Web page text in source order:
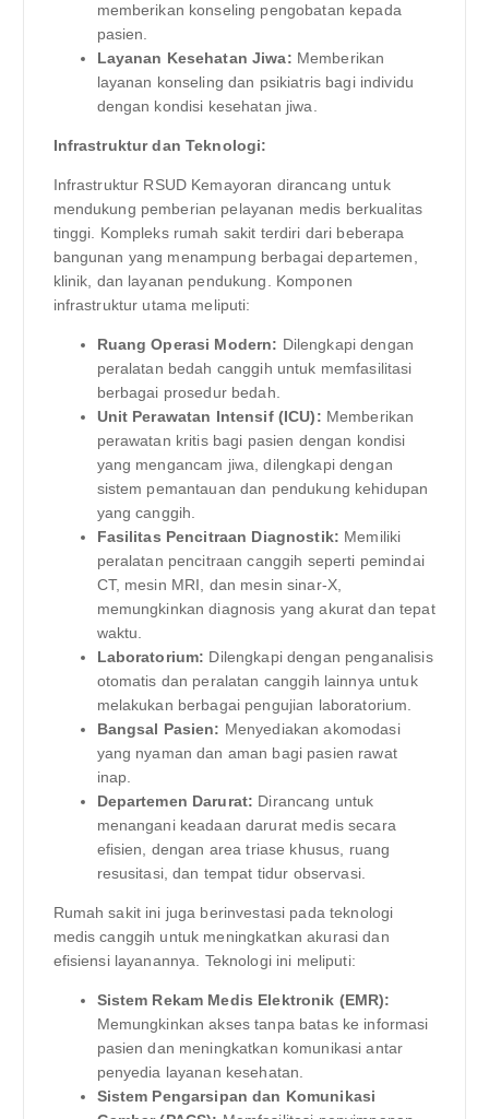
memberikan konseling pengobatan kepada
pasien.
Layanan Kesehatan Jiwa: Memberikan
layanan konseling dan psikiatris bagi individu
dengan kondisi kesehatan jiwa.
Infrastruktur dan Teknologi:
Infrastruktur RSUD Kemayoran dirancang untuk
mendukung pemberian pelayanan medis berkualitas
tinggi. Kompleks rumah sakit terdiri dari beberapa
bangunan yang menampung berbagai departemen,
klinik, dan layanan pendukung. Komponen
infrastruktur utama meliputi:
Ruang Operasi Modern: Dilengkapi dengan
peralatan bedah canggih untuk memfasilitasi
berbagai prosedur bedah.
Unit Perawatan Intensif (ICU): Memberikan
perawatan kritis bagi pasien dengan kondisi
yang mengancam jiwa, dilengkapi dengan
sistem pemantauan dan pendukung kehidupan
yang canggih.
Fasilitas Pencitraan Diagnostik: Memiliki
peralatan pencitraan canggih seperti pemindai
CT, mesin MRI, dan mesin sinar-X,
memungkinkan diagnosis yang akurat dan tepat
waktu.
Laboratorium: Dilengkapi dengan penganalisis
otomatis dan peralatan canggih lainnya untuk
melakukan berbagai pengujian laboratorium.
Bangsal Pasien: Menyediakan akomodasi
yang nyaman dan aman bagi pasien rawat
inap.
Departemen Darurat: Dirancang untuk
menangani keadaan darurat medis secara
efisien, dengan area triase khusus, ruang
resusitasi, dan tempat tidur observasi.
Rumah sakit ini juga berinvestasi pada teknologi
medis canggih untuk meningkatkan akurasi dan
efisiensi layanannya. Teknologi ini meliputi:
Sistem Rekam Medis Elektronik (EMR):
Memungkinkan akses tanpa batas ke informasi
pasien dan meningkatkan komunikasi antar
penyedia layanan kesehatan.
Sistem Pengarsipan dan Komunikasi